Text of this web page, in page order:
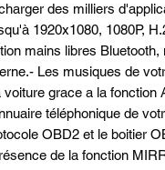
des milliers
1920x1080, 1080P,
mains libres
Les musiques de
grace a la fonction
téléphonique de
OBD2 et le boitier
de la fonction